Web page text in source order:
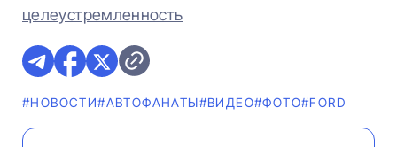
целеустремленность
#НОВОСТИ#AВТОФАНАТЫ#ВИДЕО#ФОТО#FORD